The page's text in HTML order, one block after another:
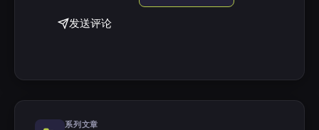
发送评论
系列文章